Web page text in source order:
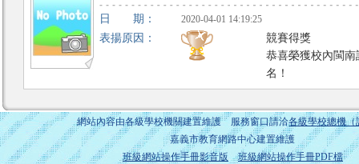
日 期： 2020-04-01 14:19:25
表揚原因：
競賽得獎
恭喜榮獲校內閩
名！
網站內容由各級學校機關建置維護 服務窗口請洽各級學校總機（
嘉義市教育網路中心建置維護
班級網站操作手冊影音版
班級網站操作手冊PDF檔